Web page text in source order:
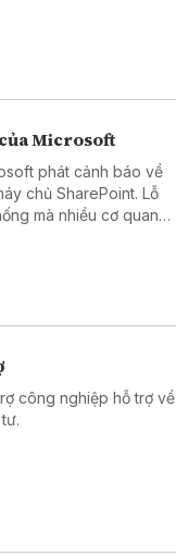
Microsoft
phát cảnh báo về
chủ SharePoint. Lỗ
mà nhiều cơ quan
công nghiệp hỗ trợ về